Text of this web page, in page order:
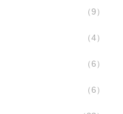
9
4
6
6